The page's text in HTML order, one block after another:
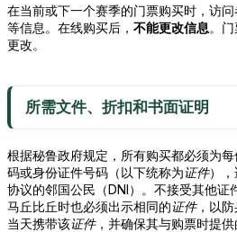
在当前或下一个赛季的门票购买时，访
等信息。在线购买后， 不能更改信息。
更改。
所需文件、折扣和书面证明
根据秘鲁政府规定，所有购买都必须为
码或身份证件号码（以下统称为证件）
协议的邻国公民（DNI）。不接受其他证
马丘比丘时也必须出示相同的证件，以
当天携带该证件，并确保其与购票时提供